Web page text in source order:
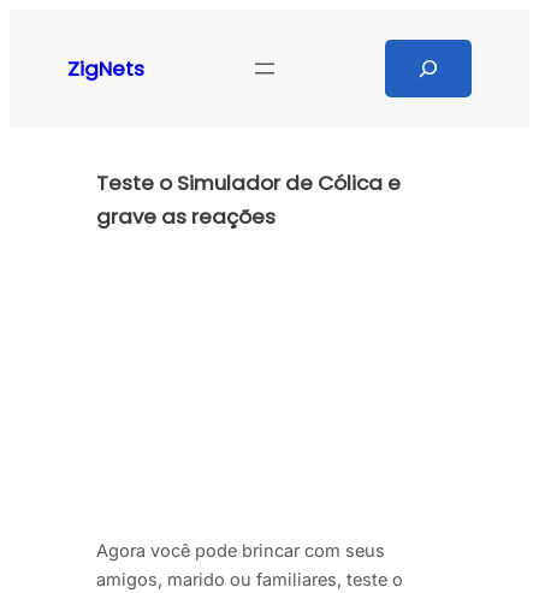
ZigNets
Teste o Simulador de Cólica e
grave as reações
Agora você pode brincar com seus
amigos, marido ou familiares, teste o